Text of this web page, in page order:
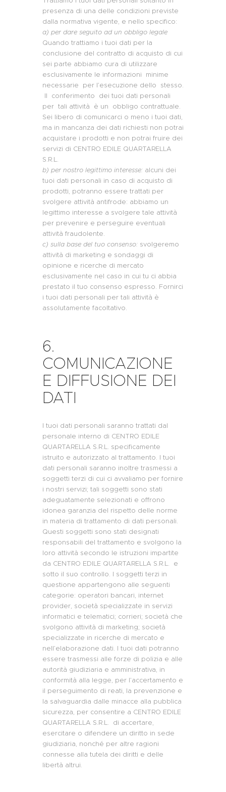
presenza di una delle condizioni previste
dalla normativa vigente, e nello specifico:
a) per dare seguito ad un obbligo legale
Quando trattiamo i tuoi dati per la
conclusione del contratto di acquisto di cui
sei parte abbiamo cura di utilizzare
esclusivamente le informazioni minime
necessarie per l’esecuzione dello stesso.
Il conferimento dei tuoi dati personali
per tali attività è un obbligo contrattuale.
Sei libero di comunicarci o meno i tuoi dati,
ma in mancanza dei dati richiesti non potrai
acquistare i prodotti e non potrai fruire dei
servizi di CENTRO EDILE QUARTARELLA
S.R.L.
b) per nostro legittimo interesse: alcuni dei
tuoi dati personali in caso di acquisto di
prodotti, potranno essere trattati per
svolgere attività antifrode: abbiamo un
legittimo interesse a svolgere tale attività
per prevenire e perseguire eventuali
attività fraudolente.
c) sulla base del tuo consenso: svolgeremo
attività di marketing e sondaggi di
opinione e ricerche di mercato
esclusivamente nel caso in cui tu ci abbia
prestato il tuo consenso espresso. Fornirci
i tuoi dati personali per tali attività è
assolutamente facoltativo.
6.
COMUNICAZIONE
E DIFFUSIONE DEI
DATI
I tuoi dati personali saranno trattati dal
personale interno di CENTRO EDILE
QUARTARELLA S.R.L. specificamente
istruito e autorizzato al trattamento. I tuoi
dati personali saranno inoltre trasmessi a
soggetti terzi di cui ci avvaliamo per fornire
i nostri servizi; tali soggetti sono stati
adeguatamente selezionati e offrono
idonea garanzia del rispetto delle norme
in materia di trattamento di dati personali.
Questi soggetti sono stati designati
responsabili del trattamento e svolgono la
loro attività secondo le istruzioni impartite
da CENTRO EDILE QUARTARELLA S.R.L. e
sotto il suo controllo. I soggetti terzi in
questione appartengono alle seguenti
categorie: operatori bancari, internet
provider, società specializzate in servizi
informatici e telematici; corrieri; società che
svolgono attività di marketing; società
specializzate in ricerche di mercato e
nell’elaborazione dati. I tuoi dati potranno
essere trasmessi alle forze di polizia e alle
autorità giudiziaria e amministrativa, in
conformità alla legge, per l’accertamento e
il perseguimento di reati, la prevenzione e
la salvaguardia dalle minacce alla pubblica
sicurezza, per consentire a CENTRO EDILE
QUARTARELLA S.R.L. di accertare,
esercitare o difendere un diritto in sede
giudiziaria, nonché per altre ragioni
connesse alla tutela dei diritti e delle
libertà altrui.